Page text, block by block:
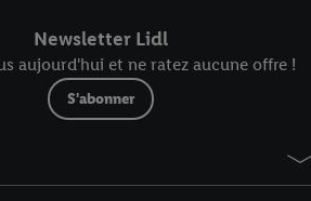
Newsletter Lidl
aujourd'hui et ne ratez aucune offre !
S'abonner